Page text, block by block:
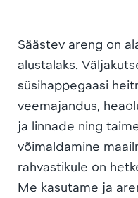
Säästev areng on
alustalaks.
süsihappegaasi
veemajandus,
ja linnade ning
võimaldamine
rahvastikule on
Me kasutame ja